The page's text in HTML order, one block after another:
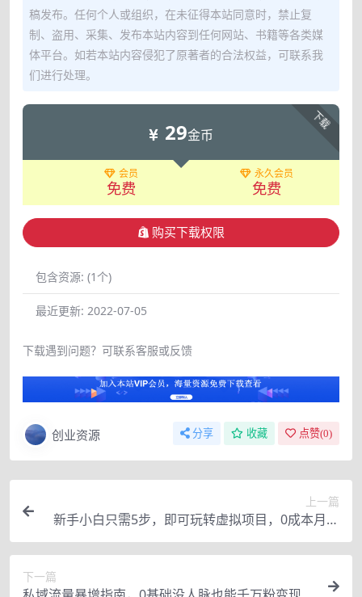
稿发布。任何个人或组织，在未征得本站同意时，禁止复
制、盗用、采集、发布本站内容到任何网站、书籍等各类媒
体平台。如若本站内容侵犯了原著者的合法权益，可联系我
们进行处理。
下载
29金币
会员
免费
永久会员
免费
购买下载权限
包含资源: (1个)
最近更新: 2022-07-05
下载遇到问题？可联系客服或反馈
创业资源 分享 收藏 点赞(0)
上一篇
新手小白只需5步，即可玩转虚拟项目，0成本月入
10000+【视频教程】
下一篇